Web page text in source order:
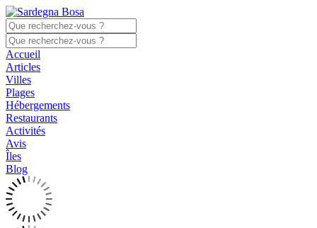
Accueil
Articles
Villes
Plages
Hébergements
Restaurants
Activités
Avis
Îles
Blog